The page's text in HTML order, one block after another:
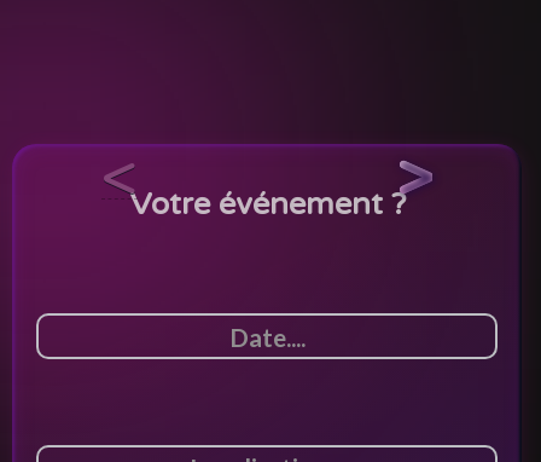
Votre événement ?
< >